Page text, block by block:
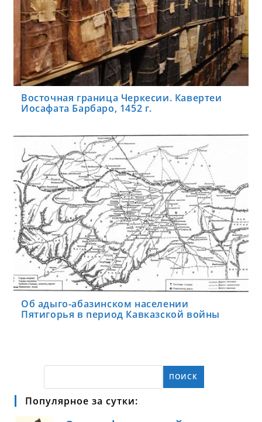
Восточная граница Черкесии. Кавертеи
Иосафата Барбаро, 1452 г.
Об адыго-абазинском населении
Пятигорья в период Кавказской войны
ПОИСК
Популярное за сутки: